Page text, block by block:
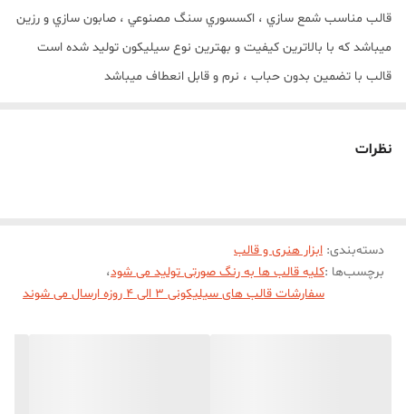
قالب مناسب شمع سازي ، اکسسوري سنگ مصنوعي ، صابون سازي و رزين
ميباشد که با بالاترين کيفيت و بهترين نوع سيليکون توليد شده است
قالب با تضمين بدون حباب ، نرم و قابل انعطاف ميباشد
نظرات
دسته‌بندی: ابزار هنری و قالب
برچسب‌ها :کلیه قالب ها به رنگ صورتی تولید می شود،
سفارشات قالب های سیلیکونی 3 الی 4 روزه ارسال می شوند